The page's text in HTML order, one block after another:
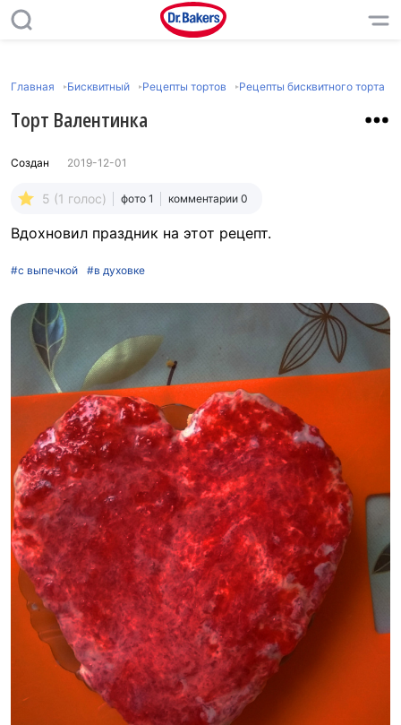
Главная Бисквитный Рецепты тортов Рецепты бисквитного торта
Торт Валентинка
Создан 2019-12-01
5 (1 голос) фото 1 комментарии 0
Вдохновил праздник на этот рецепт.
#с выпечкой #в духовке